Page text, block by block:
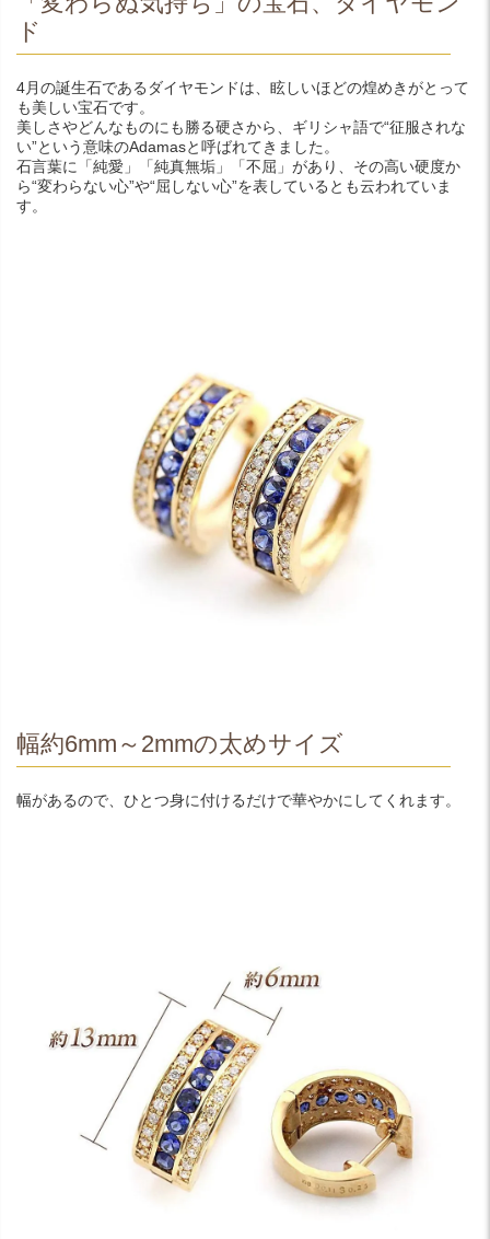
ド
4月の誕生石であるダイヤモンドは、眩しいほどの煌めきがとって
も美しい宝石です。
美しさやどんなものにも勝る硬さから、ギリシャ語で“征服されな
い”という意味のAdamasと呼ばれてきました。
石言葉に「純愛」「純真無垢」「不屈」があり、その高い硬度か
ら“変わらない心”や“屈しない心”を表しているとも云われていま
す。
幅約6mm～2mmの太めサイズ
幅があるので、ひとつ身に付けるだけで華やかにしてくれます。